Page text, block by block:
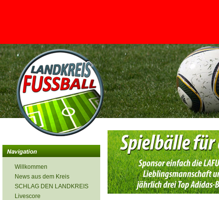
<
Willkommen
News aus dem Kreis
SCHLAG DEN LANDKREIS
Livescore